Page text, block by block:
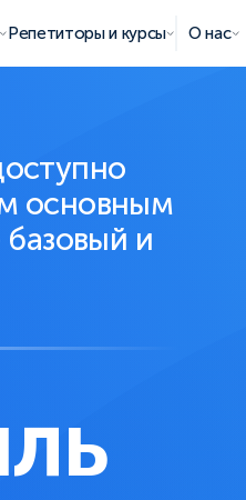
Репетиторы и курсы О нас
основным
и